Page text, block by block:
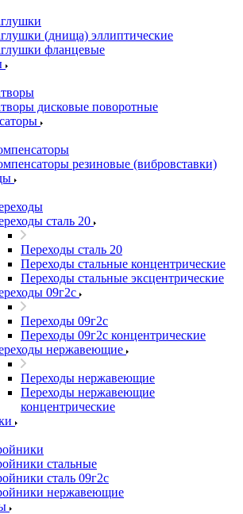
(днища) эллиптические
фланцевые
дисковые поворотные
резиновые (вибровставки)
сталь 20
Переходы сталь 20
Переходы стальные концентрические
Переходы стальные эксцентрические
09г2с
Переходы 09г2с
Переходы 09г2с концентрические
нержавеющие
Переходы нержавеющие
Переходы нержавеющие
концентрические
стальные
сталь 09г2с
нержавеющие